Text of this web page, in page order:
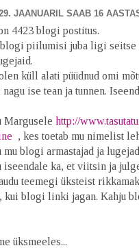
JAANUARIL SAAB 16
4423 blogi postitus.
piilumisi juba ligi seitse
küll alati püüdnud omi
ise tean ja tunnen.
Margusele http://
, kes toetab mu nimelist
mu blogi armastajad ja
iseendale ka, et viitsin ja
teemegi üksteist
kui blogi linki jagan. Kahju
üksmeeles...